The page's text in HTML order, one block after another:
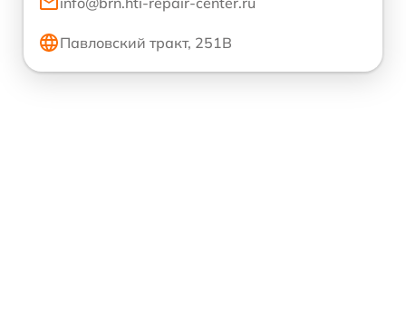
Павловский тракт, 251В